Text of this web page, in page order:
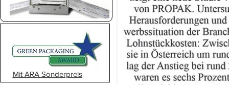
Mit ARA Sonderpreis